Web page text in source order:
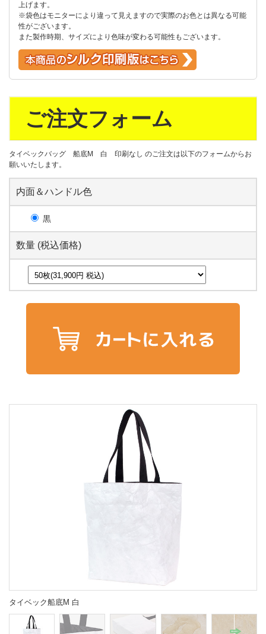
上げます。
※袋色はモニターにより違って見えますので実際のお色とは異なる可能
性がございます。
また製作時期、サイズにより色味が変わる可能性もございます。
ご注文フォーム
タイベックバッグ 船底M 白 印刷なし のご注文は以下のフォームからお
願いいたします。
内面＆ハンドル色
黒
数量 (税込価格)
タイベック船底M 白